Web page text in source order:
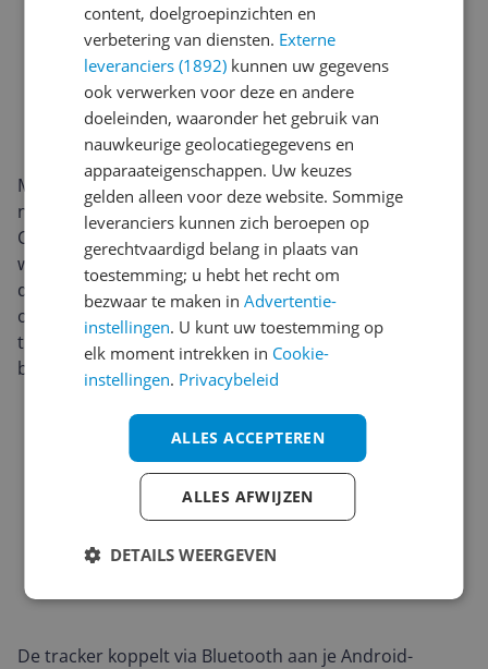
Met ingebouwde GPS leg je afstand, tempo en route
nauwkeurig vast zonder je telefoon mee te nemen. De
Charge 6 volgt 24/7 je hartslag, dagelijkse activiteit en
workouts, en biedt inzichten in je herstel en slaap via
de Fitbit-app. Dankzij de waterdichtheid tot 5ATM is hij
ook geschikt voor zwemmen en douchen, zodat je
trainingsdata onder alle omstandigheden compleet
blijft.
De tracker koppelt via Bluetooth aan je Android-
content, doelgroepinzichten en
verbetering van diensten. Externe
leveranciers (1892) kunnen uw gegevens
ook verwerken voor deze en andere
doeleinden, waaronder het gebruik van
nauwkeurige geolocatiegegevens en
apparaateigenschappen. Uw keuzes
gelden alleen voor deze website. Sommige
leveranciers kunnen zich beroepen op
gerechtvaardigd belang in plaats van
toestemming; u hebt het recht om
bezwaar te maken inAdvertentie-
instellingen. U kunt uw toestemming op
elk moment intrekken in Cookie-
instellingen. Privacybeleid
ALLES ACCEPTEREN
ALLES AFWIJZEN
DETAILS WEERGEVEN